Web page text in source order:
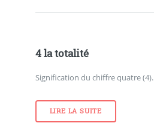
4 la totalité
Signification du chiffre quatre (4).
LIRE LA SUITE